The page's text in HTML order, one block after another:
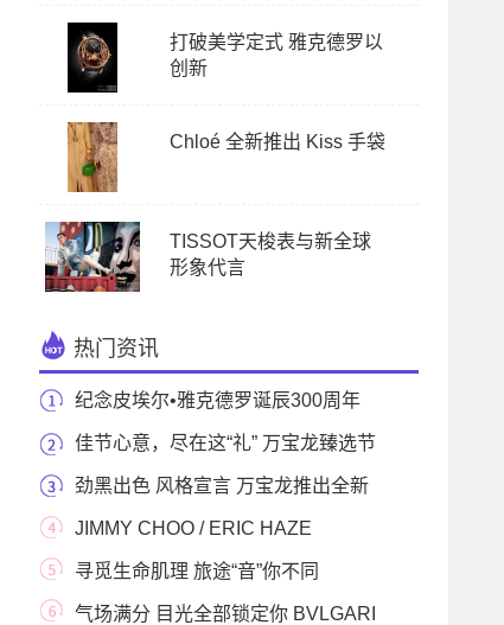
打破美学定式 雅克德罗以
创新
Chloé 全新推出 Kiss 手袋
TISSOT天梭表与新全球
形象代言
热门资讯
纪念皮埃尔•雅克德罗诞辰300周年
雅克德罗推出
佳节心意，尽在这“礼” 万宝龙臻选节
日礼单敬劲黑出色 风格宣言 万宝龙推出全新
劲黑系列作品
JIMMY CHOO / ERIC HAZE
CURATED BY POGGY限定系列“追星逐
寻觅生命肌理 旅途“音”你不同
CANALI 2019 秋冬系
气场满分 目光全部锁定你 BVLGARI